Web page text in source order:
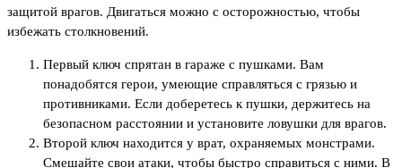
защитой врагов. Двигаться можно с осторожностью, чтобы
избежать столкновений.
Первый ключ спрятан в гараже с пушками. Вам
понадобятся герои, умеющие справляться с грязью и
противниками. Если доберетесь к пушки, держитесь на
безопасном расстоянии и установите ловушки для врагов.
Второй ключ находится у врат, охраняемых монстрами.
Смешайте свои атаки, чтобы быстро справиться с ними. В